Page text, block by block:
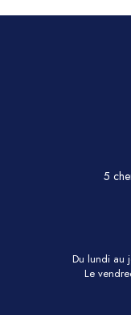
5
Du lundi au
Le